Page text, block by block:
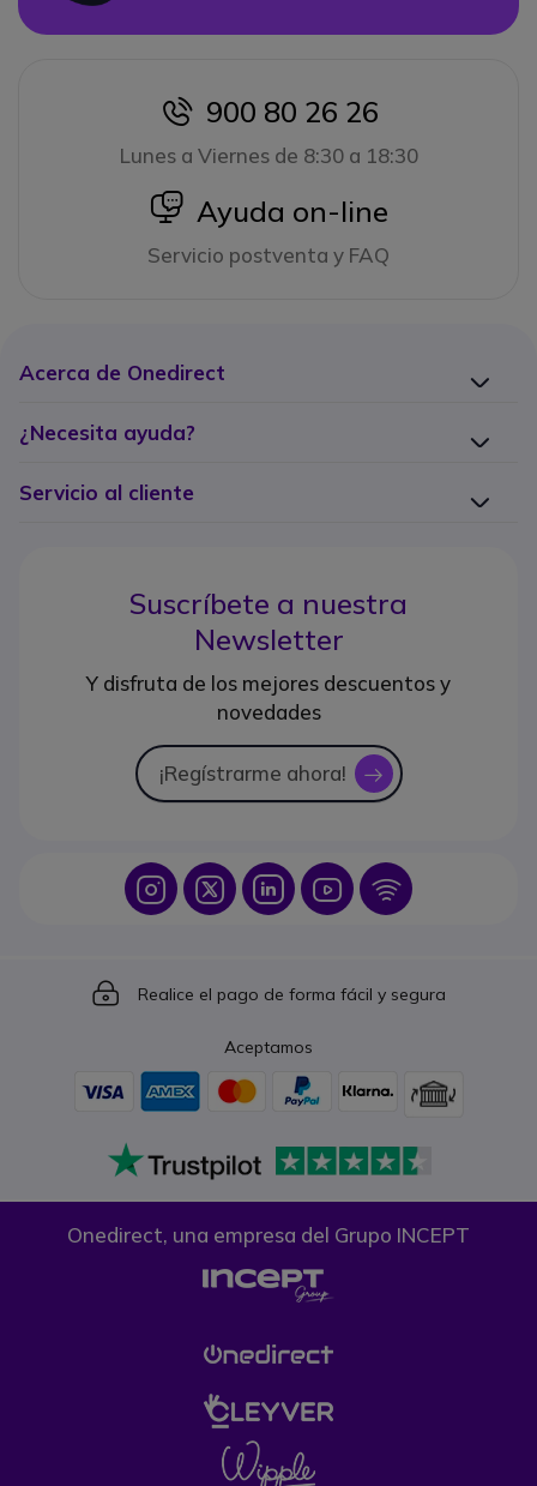
icon
900 80 26 26
Lunes a Viernes de 8:30 a 18:30
icon
Ayuda on-line
Servicio postventa y FAQ
Acerca de Onedirect
¿Necesita ayuda?
Servicio al cliente
Suscríbete a nuestra
Newsletter
Y disfruta de los mejores descuentos y
novedades
¡Regístrarme ahora! icon
Icon IconIcon Icon Icon
Icon
Realice el pago de forma fácil y segura
Aceptamos
Onedirect, una empresa del Grupo INCEPT